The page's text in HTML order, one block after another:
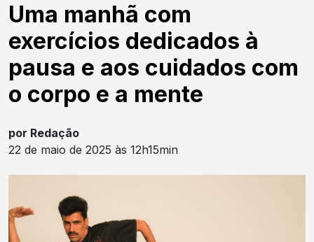
Uma manhã com
exercícios dedicados à
pausa e aos cuidados com
o corpo e a mente
por Redação
22 de maio de 2025 às 12h15min